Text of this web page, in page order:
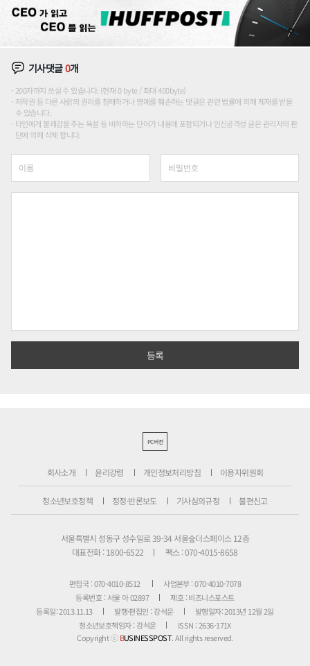
기사댓글0개
200자까지 쓰실 수 있습니다. (현재 0 byte / 최대 400byte)
저작권 등 다른 사람의 권리를 침해하거나 명예를 훼손하는 댓글은 관련 법률에 의해 제재를 받을
수 있습니다.
타인에게 불쾌감을 주는 욕설 등 비하하는 단어가 내용에 포함되거나 인신공격성 글은 관리자의 판
단에 의해 삭제 합니다.
PC버전
회사소개 윤리강령 개인정보처리방침 이용자위원회
청소년보호정책 정정·반론보도 기사심의규정 불편신고
서울특별시 성동구 성수일로 39-34 서울숲더스페이스 12층
대표전화 : 1800-6522
팩스 : 070-4015-8658
편집국 : 070-4010-8512
사업본부 : 070-4010-7078
등록번호 : 서울 아 02897
제호 : 비즈니스포스트
등록일: 2013.11.13
발행·편집인 : 강석운
발행일자: 2013년 12월 2일
청소년보호책임자 : 강석운
ISSN : 2636-171X
Copyright ⓒBUSINESSPOST. All rights reserved.